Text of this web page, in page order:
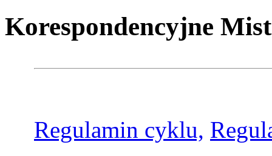
Korespondencyjne
Regulamin cyklu,